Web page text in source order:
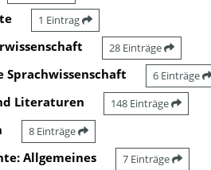
1 Eintrag
28 Einträge
Sprachwissenschaft 6 Einträge
Literaturen 148 Einträge
8 Einträge
Allgemeines 7 Einträge